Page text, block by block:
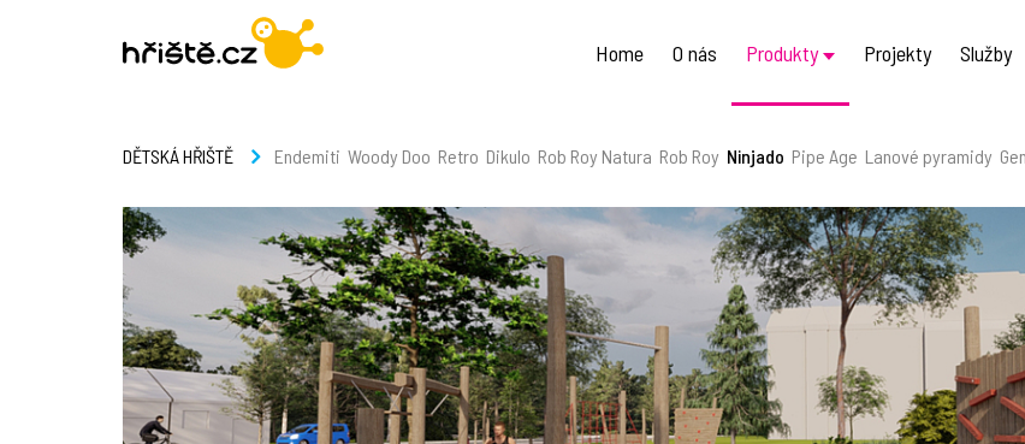
Home O nás Produkty Projekty Služby
DĚTSKÁ HŘIŠTĚ Endemiti Woody Doo Retro Dikulo Rob Roy Natura Rob Roy Ninjado Pipe Age Lanové pyramidy